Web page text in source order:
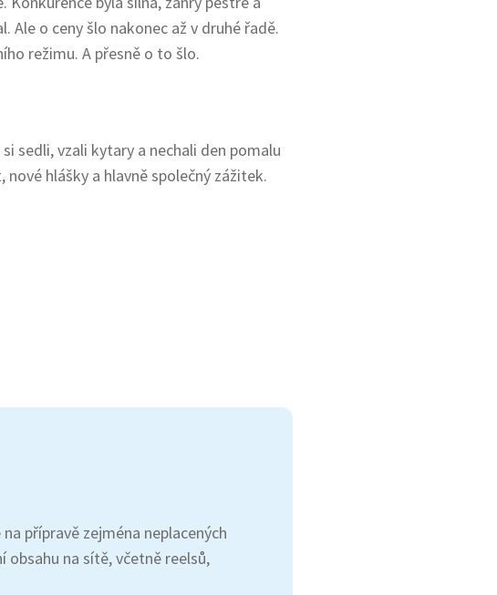
Ale o ceny šlo nakonec až v druhé řadě.
režimu. A přesně o to šlo.
sedli, vzali kytary a nechali den pomalu
hlášky a hlavně společný zážitek.
přípravě zejména neplacených
obsahu na sítě, včetně reelsů,